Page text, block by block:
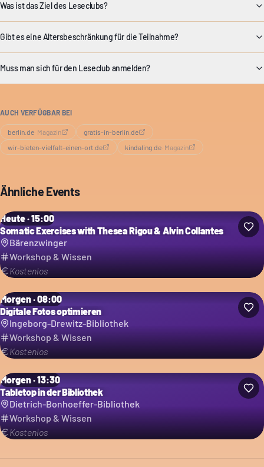
Was ist das Ziel des Leseclubs?
Gibt es eine Altersbeschränkung für die Teilnahme?
Muss man sich für den Leseclub anmelden?
AUCH VERFÜGBAR BEI
berlin.de· Magazin
gratis-in-berlin.de
wir-bieten-vielfalt-einen-ort.de
kindaling.de· Magazin
Ähnliche Events
Heute · 15:00
Somatic Exercises with Thesea Rigou & Alvin Collantes
Bärenzwinger
Workshop & Wissen
Kostenlos
Morgen · 08:00
Digitale Fotos optimieren
Ingeborg-Drewitz-Bibliothek
Workshop & Wissen
Kostenlos
Morgen · 13:30
Tabletop in der Bibliothek
Dietrich-Bonhoeffer-Bibliothek
Workshop & Wissen
Kostenlos